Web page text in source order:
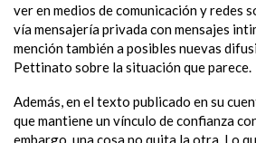
ver en medios de comunicación y redes
vía mensajería privada con mensajes
mención también a posibles nuevas
Pettinato sobre la situación que parece.
Además, en el texto publicado en su
que mantiene un vínculo de confianza
embargo, una cosa no quita la otra. Lo